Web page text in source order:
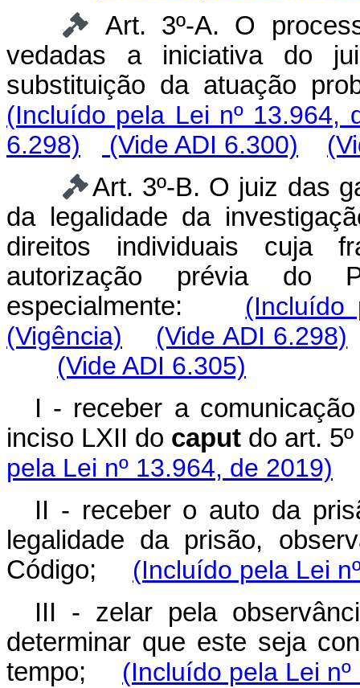
Art. 3º-A. O
vedadas a iniciativa do
substituição da atuação
(Incluído pela Lei nº 13.964,
6.298)
(Vide ADI 6.300)
Art. 3º-B. O juiz das
da legalidade da
direitos individuais cuja
autorização prévia do
especialmente: (Incluído
(Vigência)
(Vide ADI 6.298)
(Vide ADI 6.305)
I - receber a
inciso LXII do caput do art.
pela Lei nº 13.964, de 2019)
II - receber o auto da
legalidade da prisão,
Código; (Incluído pela Lei
III - zelar pela
determinar que este seja
tempo; (Incluído pela Lei